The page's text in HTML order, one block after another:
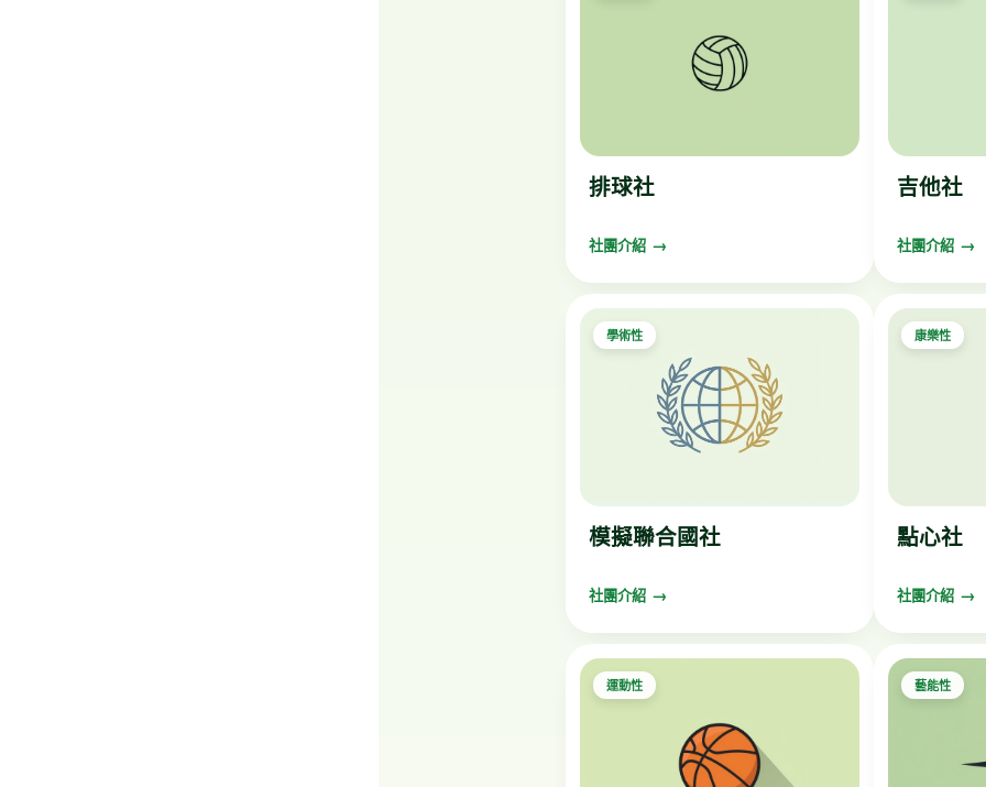
排球社
社團介紹
吉他社
社團介紹
學術性
模擬聯合國社
社團介紹
康樂性
點心社
社團介紹
運動性 藝能性